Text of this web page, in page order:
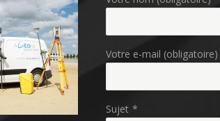
Votre e-mail (obligatoire)
Sujet *